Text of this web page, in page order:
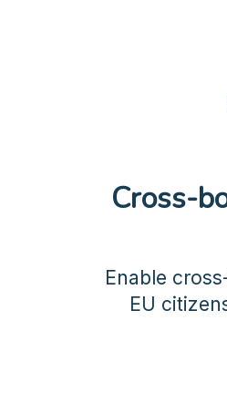
Cross-
Enable
EU